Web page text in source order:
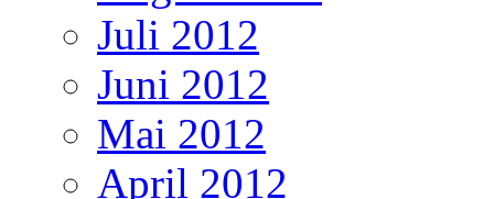
Juli 2012
Juni 2012
Mai 2012
April 2012